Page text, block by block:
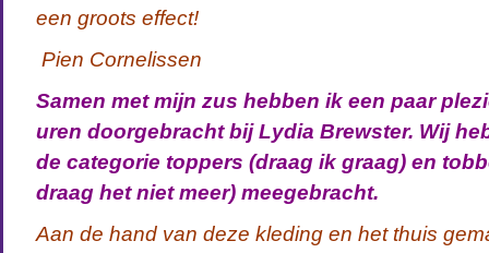
een groots effect!
Pien Cornelissen
Samen met mijn zus hebben ik een paar
uren doorgebracht bij Lydia Brewster. Wij
de categorie toppers (draag ik graag) en
draag het niet meer) meegebracht.
Aan de hand van deze kleding en het thuis